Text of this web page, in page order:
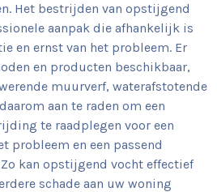
Het bestrijden van opstijgend
aanpak die afhankelijk is
en ernst van het probleem. Er
en producten beschikbaar,
muurverf, waterafstotende
aan te raden om een
te raadplegen voor een
probleem en een passend
kan opstijgend vocht effectief
schade aan uw woning